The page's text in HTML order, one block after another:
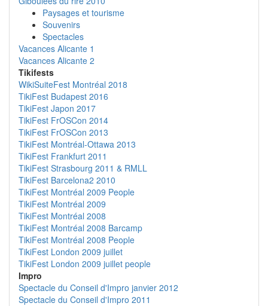
Paysages et tourisme
Souvenirs
Spectacles
Vacances Alicante 1
Vacances Alicante 2
Tikifests
WikiSuiteFest Montréal 2018
TikiFest Budapest 2016
TikiFest Japon 2017
TikiFest FrOSCon 2014
TikiFest FrOSCon 2013
TikiFest Montréal-Ottawa 2013
TikiFest Frankfurt 2011
TikiFest Strasbourg 2011 & RMLL
TikiFest Barcelona2 2010
TikiFest Montréal 2009 People
TikiFest Montréal 2009
TikiFest Montréal 2008
TikiFest Montréal 2008 Barcamp
TikiFest Montréal 2008 People
TikiFest London 2009 juillet
TikiFest London 2009 juillet people
Impro
Spectacle du Conseil d'Impro janvier 2012
Spectacle du Conseil d'Impro 2011